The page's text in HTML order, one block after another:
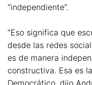
“independiente”.
“Eso significa que
desde las redes
es de manera
constructiva. Esa es